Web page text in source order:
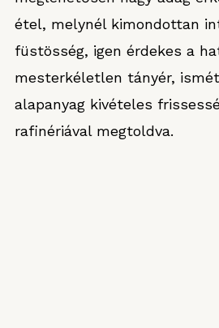
étel, melynél kimondottan
füstösség, igen érdekes a
mesterkéletlen tányér,
alapanyag kivételes
rafinériával megtoldva.